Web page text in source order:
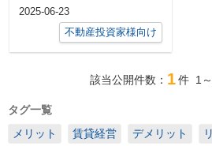
先を新たに考えることは必須で
2025-06-23
不動産投資家様向け
該当公開件数： 1件 1
タグ一覧
メリット
賃貸経営 デメリット